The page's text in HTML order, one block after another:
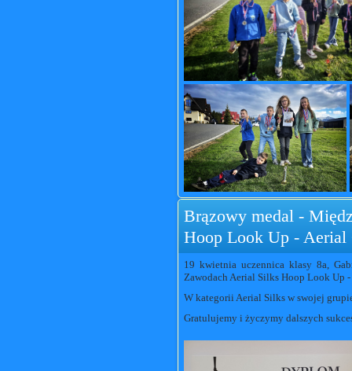
Brązowy medal -
Hoop Look Up - Aerial
19 kwietnia uczennica klasy 8a,
Zawodach Aerial Silks Hoop Look Up
W kategorii Aerial Silks w swojej
Gratulujemy i życzymy dalszych